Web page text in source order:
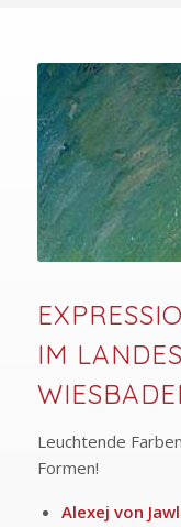
IM
Leuchtende
Formen!
Alexej von